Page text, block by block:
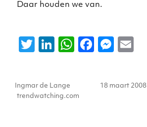
Daar houden we van.
T
te
Li
e
W
ts
F
e
M
e
l
Auteur
Ingmar de Lange
Geplaatst
18 maart 2008
trendwatching.com